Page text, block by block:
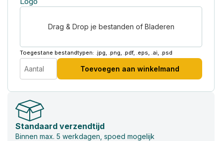
Drag & Drop je bestanden of Bladeren
Toegestane bestandtypen: .jpg, .png, .pdf, .eps, .ai, .psd
Toevoegen aan winkelmand
Standaard verzendtijd
Binnen max. 5 werkdagen, spoed mogelijk